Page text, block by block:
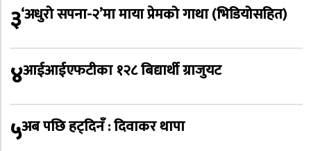
३‘अधुरो सपना-२’मा माया प्रेमको गाथा (भिडियोसहित)
४आईआईएफटीका १२८ बिद्यार्थी ग्राजुयट
५अब पछि हट्दिनँ : दिवाकर थापा